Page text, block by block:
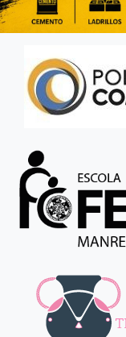
La bienal
talla la
identidad
chaqueña